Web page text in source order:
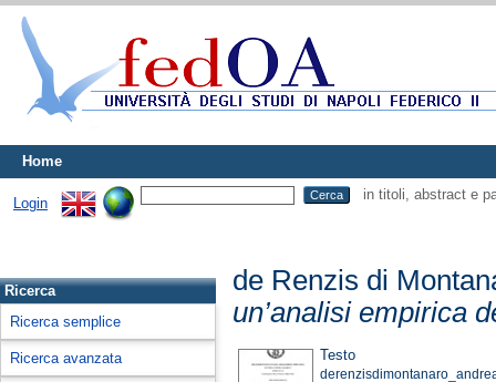
Home
Login
in titoli, abstract e
Ricerca
Ricerca semplice
Ricerca avanzata
de Renzis di
un’analisi empirica
Testo